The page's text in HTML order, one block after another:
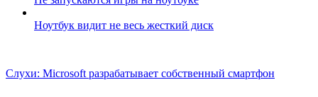
Ноутбук видит не весь жесткий диск
Слухи: Microsoft разрабатывает собственный смартфон